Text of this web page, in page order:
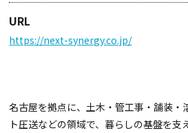
URL
https://next-synergy.co.jp/
名古屋を拠点に、土木・管工事・舗装・
ト圧送などの領域で、暮らしの基盤を